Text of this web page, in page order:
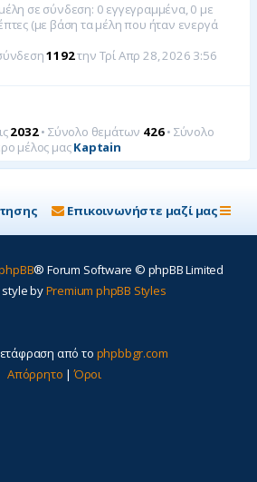
μέλη σε σύνδεση: 0 εγγεγραμμένα, 0 με
(με βάση τα μέλη που ήταν ενεργά
1192την Τρί Απρ 28, 2026 3:56
2032• Σύνολο θεμάτων 426• Σύνολο
μέλος μαςKaptain
Επικοινωνήστε μαζί μας
® Forum Software © phpBB Limited
byPremium phpBB Styles
από το phpbbgr.com
Απόρρητο |Όροι